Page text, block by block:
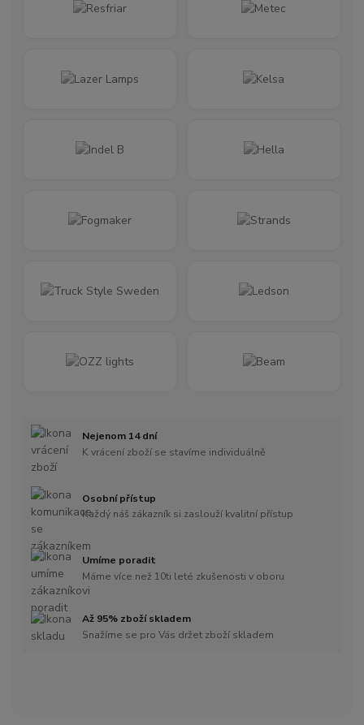
Nejenom 14 dní
K vrácení zboží se stavíme individuálně
Osobní přístup
Každý náš zákazník si zaslouží kvalitní přístup
Umíme poradit
Máme více než 10ti leté zkušenosti v oboru
Až 95% zboží skladem
Snažíme se pro Vás držet zboží skladem